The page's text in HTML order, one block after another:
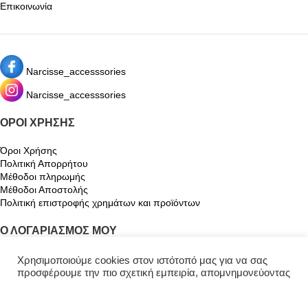
Επικοινωνία
Narcisse_accesssories
Narcisse_accesssories
ΌΡΟΙ ΧΡΉΣΗΣ
Όροι Χρήσης
Πολιτική Απορρήτου
Μέθοδοι πληρωμής
Μέθοδοι Αποστολής
Πολιτική επιστροφής χρημάτων και προϊόντων
Ο ΛΟΓΑΡΙΑΣΜΌΣ ΜΟΥ
Ο λογαριασμός μου
Καλάθι
Χρησιμοποιούμε cookies στον ιστότοπό μας για να σας
προσφέρουμε την πιο σχετική εμπειρία, απομνημονεύοντας